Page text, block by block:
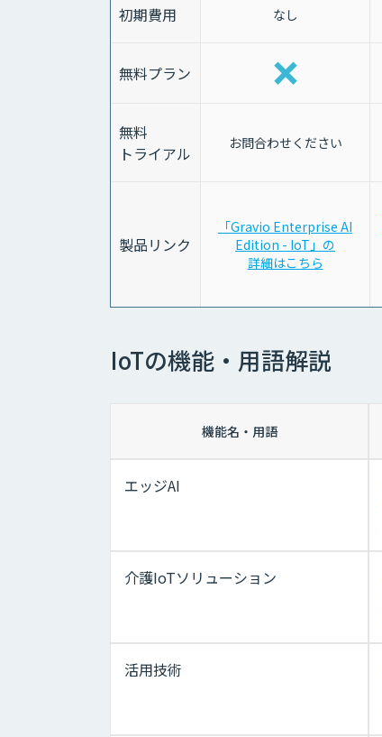
初期費用 なし
無料プラン
無料
トライアル
お問合わせください
製品リンク
「Gravio Enterprise AI
Edition - IoT」の
詳細はこちら
IoTの機能・用語解説
機能名・用語
エッジAI
介護IoTソリューション
活用技術